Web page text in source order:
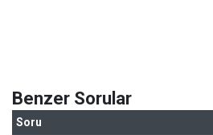
Benzer Sorular
Soru